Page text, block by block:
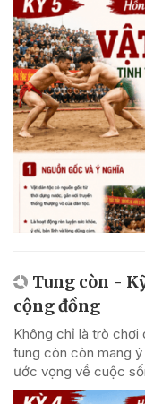
Tung còn -
cộng đồng
Không chỉ là trò chơi
tung còn còn mang
ước vọng về cuộc